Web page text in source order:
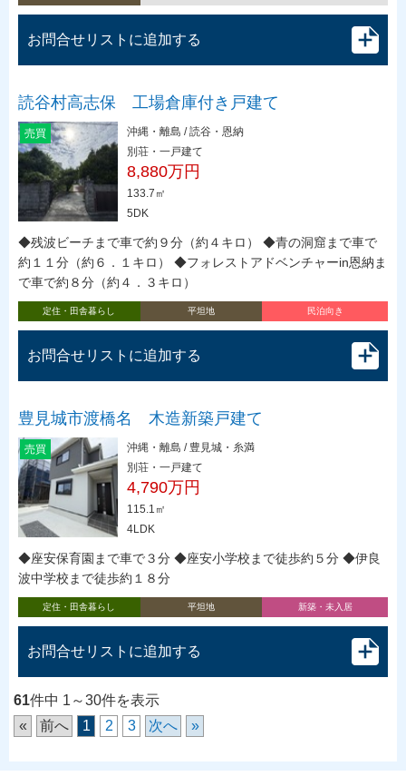
お問合せリストに追加する
読谷村高志保 工場倉庫付き戸建て
売買
沖縄・離島 / 読谷・恩納
別荘・一戸建て
8,880万円
133.7㎡
5DK
◆残波ビーチまで車で約９分（約４キロ） ◆青の洞窟まで車で
約１１分（約６．１キロ） ◆フォレストアドベンチャーin恩納ま
で車で約８分（約４．３キロ）
定住・田舎暮らし 平坦地 民泊向き
お問合せリストに追加する
豊見城市渡橋名 木造新築戸建て
売買
沖縄・離島 / 豊見城・糸満
別荘・一戸建て
4,790万円
115.1㎡
4LDK
◆座安保育園まで車で３分 ◆座安小学校まで徒歩約５分 ◆伊良
波中学校まで徒歩約１８分
定住・田舎暮らし 平坦地 新築・未入居
お問合せリストに追加する
61件中 1～30件を表示
«
前へ 1 2 3 次へ »